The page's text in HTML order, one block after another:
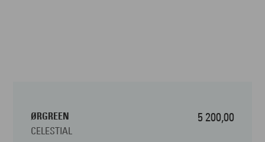
ØRGREEN
CELESTIAL
5 200,00